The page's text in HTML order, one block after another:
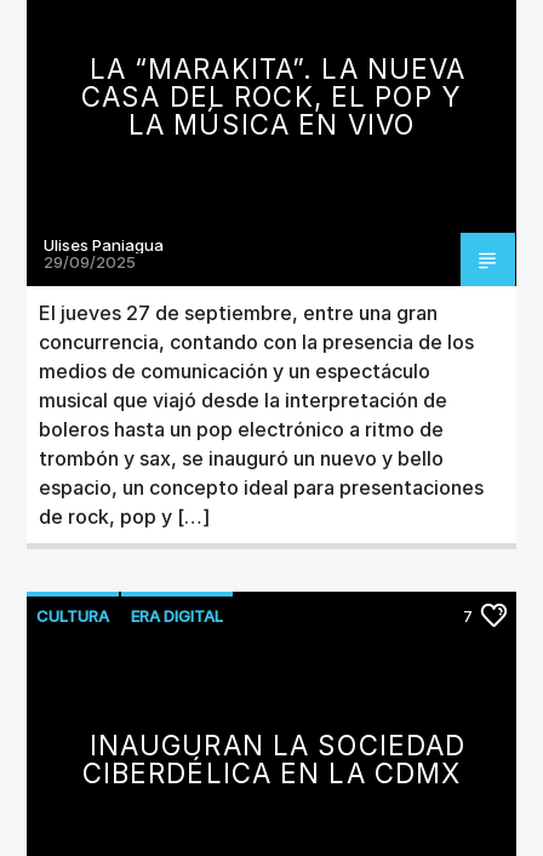
ARTISTA
Invencible Radio
LA “MARAKITA”. LA NUEVA
CASA DEL ROCK, EL POP Y
LA MÚSICA EN VIVO
Ulises Paniagua
29/09/2025
El jueves 27 de septiembre, entre una gran
concurrencia, contando con la presencia de los
medios de comunicación y un espectáculo
musical que viajó desde la interpretación de
boleros hasta un pop electrónico a ritmo de
trombón y sax, se inauguró un nuevo y bello
espacio, un concepto ideal para presentaciones
de rock, pop y […]
CULTURA ERA DIGITAL 7
INAUGURAN LA SOCIEDAD
CIBERDÉLICA EN LA CDMX